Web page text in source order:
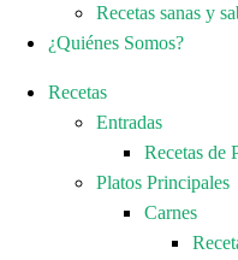
Recetas sanas y
¿Quiénes Somos?
Recetas
Entradas
Recetas de
Platos Principales
Carnes